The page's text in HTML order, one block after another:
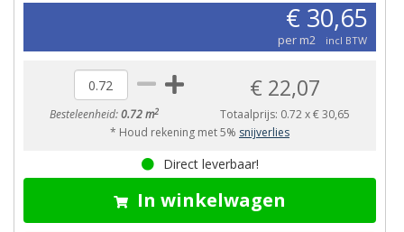
€ 30,65
per m2 incl BTW
Besteleenheid:0.72 m2
€ 22,07
Totaalprijs: 0.72x€ 30,65
* Houd rekening met 5% snijverlies
Direct leverbaar!
In winkelwagen